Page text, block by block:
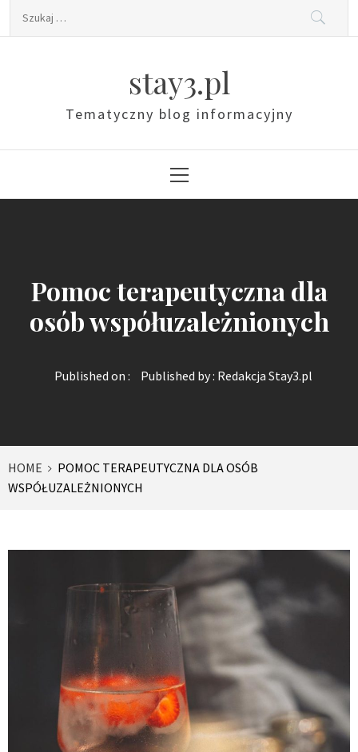
Szukaj:
stay3.pl
Tematyczny blog informacyjny
Menu
Pomoc terapeutyczna dla
osób współuzależnionych
Published on : Published by : Redakcja Stay3.pl
HOME
POMOC TERAPEUTYCZNA DLA OSÓB
WSPÓŁUZALEŻNIONYCH